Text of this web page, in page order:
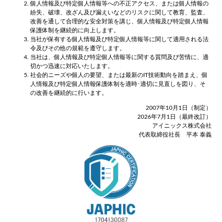
個人情報及び特定個人情報等への不正アクセス、または個人情報の
紛失、破壊、改ざん及び漏えいなどのリスクに関して教育、監査、
改善を通して合理的な安全対策を講じ、個人情報及び特定個人情報
保護体制を継続的に向上します。
当社が保有する個人情報及び特定個人情報等に関して適用される法
令及びその他の規範を遵守します。
当社は、個人情報及び特定個人情報等に関する質問及び苦情に、適
切かつ迅速に対応いたします。
社会的ニーズや個人の要望、または最新のIT技術動向を踏まえ、個
人情報及び特定個人情報保護体制を適時･適切に見直しを図り、そ
の改善を継続的に行います。
2007年10月1日（制定）
2026年7月1日（最終改訂）
アイニックス株式会社
代表取締役社長 平本 泰義